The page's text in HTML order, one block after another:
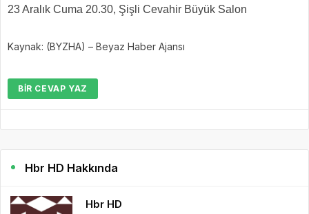
23 Aralık Cuma 20.30, Şişli Cevahir Büyük Salon
Kaynak: (BYZHA) – Beyaz Haber Ajansı
BIR CEVAP YAZ
Hbr HD Hakkında
Hbr HD